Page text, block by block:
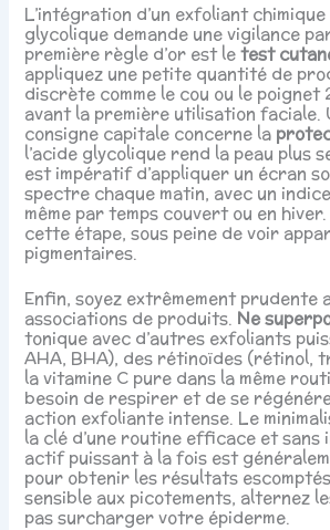
L’intégration d’un exfoliant chimique
glycolique demande une vigilance
première règle d’or est letest
appliquez une petite quantité de
discrète comme le cou ou le poignet
avant la première utilisation faciale.
consigne capitale concerne la
l’acide glycolique rend la peau plus
est impératif d’appliquer un écran
spectre chaque matin, avec un
même par temps couvert ou en
cette étape, sous peine de voir
pigmentaires.
Enfin, soyez extrêmement prudente
associations de produits. Ne
tonique avec d’autres exfoliants
AHA, BHA), des rétinoïdes (rétinol,
la vitamine C pure dans la même
besoin de respirer et de se
action exfoliante intense. Le
la clé d’une routine efficace et
actif puissant à la fois est
pour obtenir les résultats
sensible aux picotements, alternez
pas surcharger votre épiderme.